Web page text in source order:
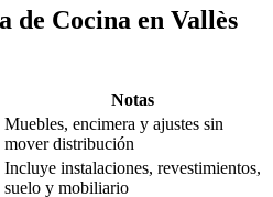
de Cocina en Vallès
Notas
Muebles, encimera y ajustes sin
mover distribución
Incluye instalaciones, revestimientos,
suelo y mobiliario